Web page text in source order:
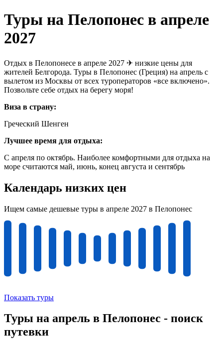
Туры на Пелопонес в апреле
2027
Отдых в Пелопонесе в апреле 2027 ✈ низкие цены для
жителей Белгорода. Туры в Пелопонес (Греция) на апрель с
вылетом из Москвы от всех туроператоров «все включено».
Позвольте себе отдых на берегу моря!
Виза в страну:
Греческий Шенген
Лучшее время для отдыха:
С апреля по октябрь. Наиболее комфортными для отдыха на
море считаются май, июнь, конец августа и сентябрь
Календарь низких цен
Ищем самые дешевые туры в апреле 2027 в Пелопонес
Показать туры
Туры на апрель в Пелопонес - поиск
путевки